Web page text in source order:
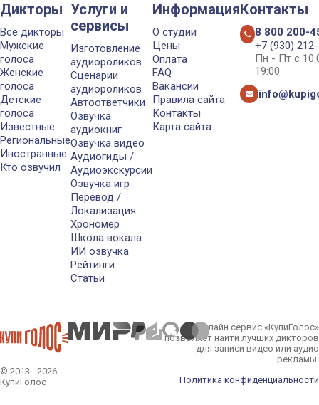
Дикторы
Все дикторы
Мужские
голоса
Женские
голоса
Детские
голоса
Известные
Региональные
Иностранные
Кто озвучил
Услуги и
сервисы
Изготовление
аудиороликов
Сценарии
аудиороликов
Автоответчики
Озвучка
аудиокниг
Озвучка видео
Аудиогиды /
Аудиоэкскурсии
Озвучка игр
Перевод /
Локализация
Хрономер
Школа вокала
ИИ озвучка
Рейтинги
Статьи
Информация
О студии
Цены
Оплата
FAQ
Вакансии
Правила сайта
Контакты
Карта сайта
Контакты
8 800 200-
+7 (930)
Пн - Пт с
19:00
© 2013 - 2026
КупиГолос
Онлайн сервис «КупиГолос»
позволяет найти лучших дикторов
для записи видео или аудио
рекламы.
Политика конфиденциальности